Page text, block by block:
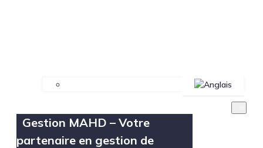
Gestion MAHD – Votre
partenaire en gestion de